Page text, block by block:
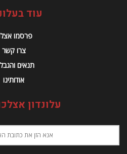
עוד
פרסמו
צרו קשר
תנאים
אודותינו
עלונדון